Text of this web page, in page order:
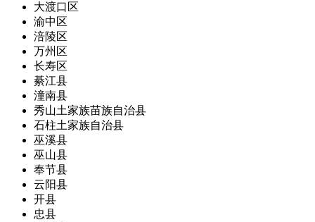
大渡口区
渝中区
涪陵区
万州区
长寿区
綦江县
潼南县
秀山土家族苗族自治县
石柱土家族自治县
巫溪县
巫山县
奉节县
云阳县
开县
忠县